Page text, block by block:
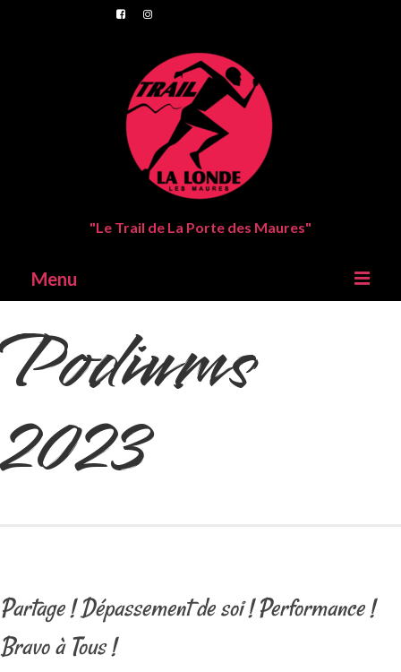
"Le Trail de La Porte des Maures"
Menu
Parcours
La Londe Les Maures
Partenaires
Podiums
2023
Partage ! Dépassement de soi ! Performance !
Bravo à Tous !